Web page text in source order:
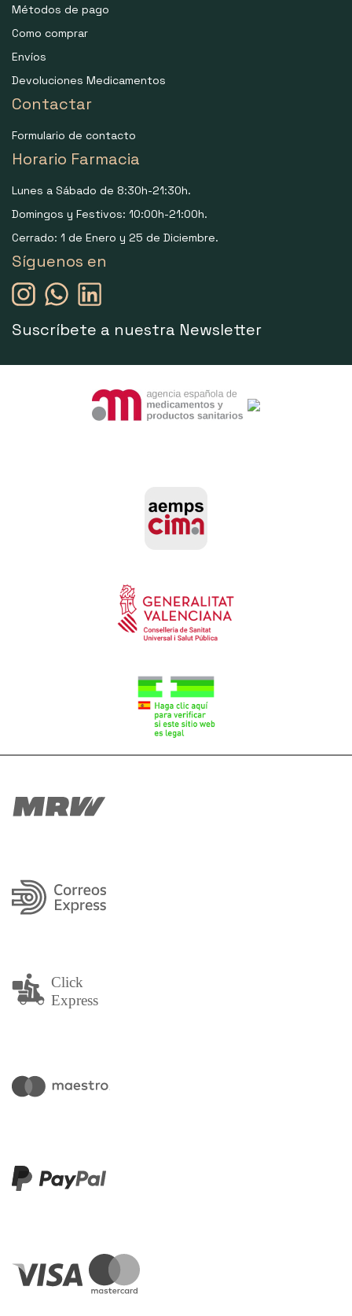
Métodos de pago
Como comprar
Envíos
Devoluciones Medicamentos
Contactar
Formulario de contacto
Horario Farmacia
Lunes a Sábado de 8:30h-21:30h.
Domingos y Festivos: 10:00h-21:00h.
Cerrado: 1 de Enero y 25 de Diciembre.
Síguenos en
Suscríbete a nuestra Newsletter